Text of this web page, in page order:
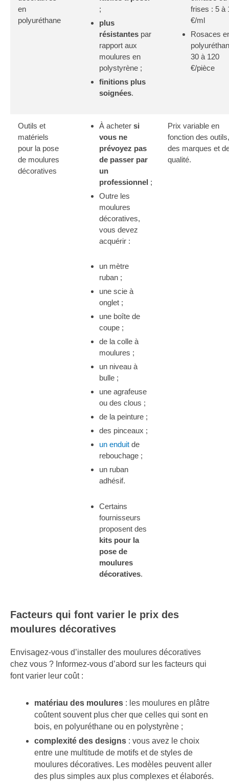
en
polyuréthane
;
plus
résistantes par
rapport aux
moulures en
polystyrène ;
finitions plus
soignées.
frises : 5 à
€/ml
Rosaces
30 à 120
€/pièce
Outils et
matériels
pour la pose
de moulures
décoratives
À acheter si
vous ne
prévoyez pas
de passer par
un
professionnel ;
Outre les
moulures
décoratives,
vous devez
acquérir :
un mètre
ruban ;
une scie à
onglet ;
une boîte de
coupe ;
de la colle à
moulures ;
un niveau à
bulle ;
une agrafeuse
ou des clous ;
de la peinture ;
des pinceaux ;
un enduit de
rebouchage ;
un ruban
adhésif.
Certains
fournisseurs
proposent des
kits pour la
pose de
moulures
décoratives.
Prix variable en
fonction des outils,
des marques et
qualité.
Facteurs qui font varier le prix des
moulures décoratives
Envisagez-vous d’installer des moulures décoratives
chez vous ? Informez-vous d’abord sur les facteurs qui
font varier leur coût :
matériau des moulures: les moulures en plâtre
coûtent souvent plus cher que celles qui sont en
bois, en polyuréthane ou en polystyrène ;
complexité des designs: vous avez le choix
entre une multitude de motifs et de styles de
moulures décoratives. Les modèles peuvent aller
des plus simples aux plus complexes et élaborés.